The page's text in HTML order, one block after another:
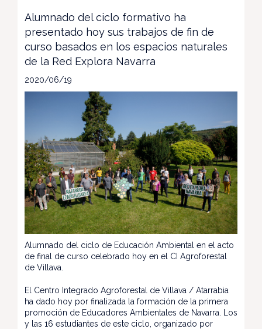
Alumnado del ciclo formativo ha
presentado hoy sus trabajos de fin de
curso basados en los espacios naturales
de la Red Explora Navarra
2020/06/19
Alumnado del ciclo de Educación Ambiental en el acto
de final de curso celebrado hoy en el CI Agroforestal
de Villava.
El Centro Integrado Agroforestal de Villava / Atarrabia
ha dado hoy por finalizada la formación de la primera
promoción de Educadores Ambientales de Navarra. Los
y las 16 estudiantes de este ciclo, organizado por